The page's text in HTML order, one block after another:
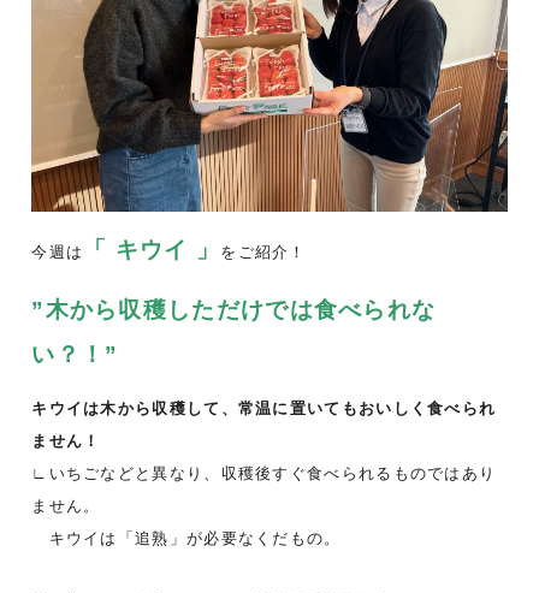
今週は 「 キウイ 」 をご紹介！
”木から収穫しただけでは食べられな
い？！”
キウイは木から収穫して、常温に置いてもおいしく食べられ
ません！
∟いちごなどと異なり、収穫後すぐ食べられるものではあり
ません。
キウイは「追熟」が必要なくだもの。